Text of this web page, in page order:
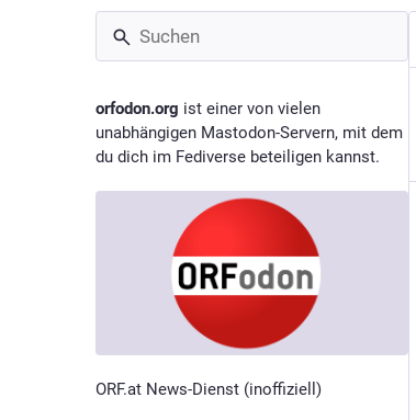
orfodon.org ist einer von vielen
unabhängigen Mastodon-Servern, mit dem
du dich im Fediverse beteiligen kannst.
ORF.at News-Dienst (inoffiziell)